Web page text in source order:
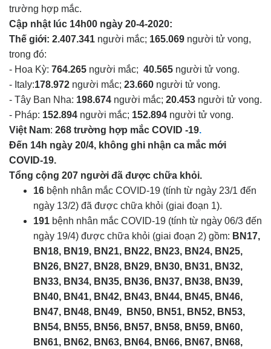
trường hợp mắc.
Cập nhật lúc 14h00 ngày 20-4-2020:
Thế giới: 2.407.341 người mắc; 165.069 người tử vong,
trong đó:
- Hoa Kỳ: 764.265 người mắc; 40.565 người tử vong.
- Italy:178.972 người mắc; 23.660 người tử vong.
- Tây Ban Nha: 198.674 người mắc; 20.453 người tử vong.
- Pháp: 152.894 người mắc; 152.894 người tử vong.
Việt Nam: 268 trường hợp mắc COVID -19.
Đến 14h ngày 20/4, không ghi nhận ca mắc mới
COVID-19.
Tổng cộng 207 người đã được chữa khỏi.
16 bệnh nhân mắc COVID-19 (tính từ ngày 23/1 đến
ngày 13/2) đã được chữa khỏi (giai đoạn 1).
191 bệnh nhân mắc COVID-19 (tính từ ngày 06/3 đến
ngày 19/4) được chữa khỏi (giai đoạn 2) gồm: BN17,
BN18, BN19, BN21, BN22, BN23, BN24, BN25,
BN26, BN27, BN28, BN29, BN30, BN31, BN32,
BN33, BN34, BN35, BN36, BN37, BN38, BN39,
BN40, BN41, BN42, BN43, BN44, BN45, BN46,
BN47, BN48, BN49,
BN50, BN51, BN52, BN53,
BN54, BN55, BN56, BN57, BN58, BN59, BN60,
BN61, BN62, BN63, BN64, BN66, BN67, BN68,